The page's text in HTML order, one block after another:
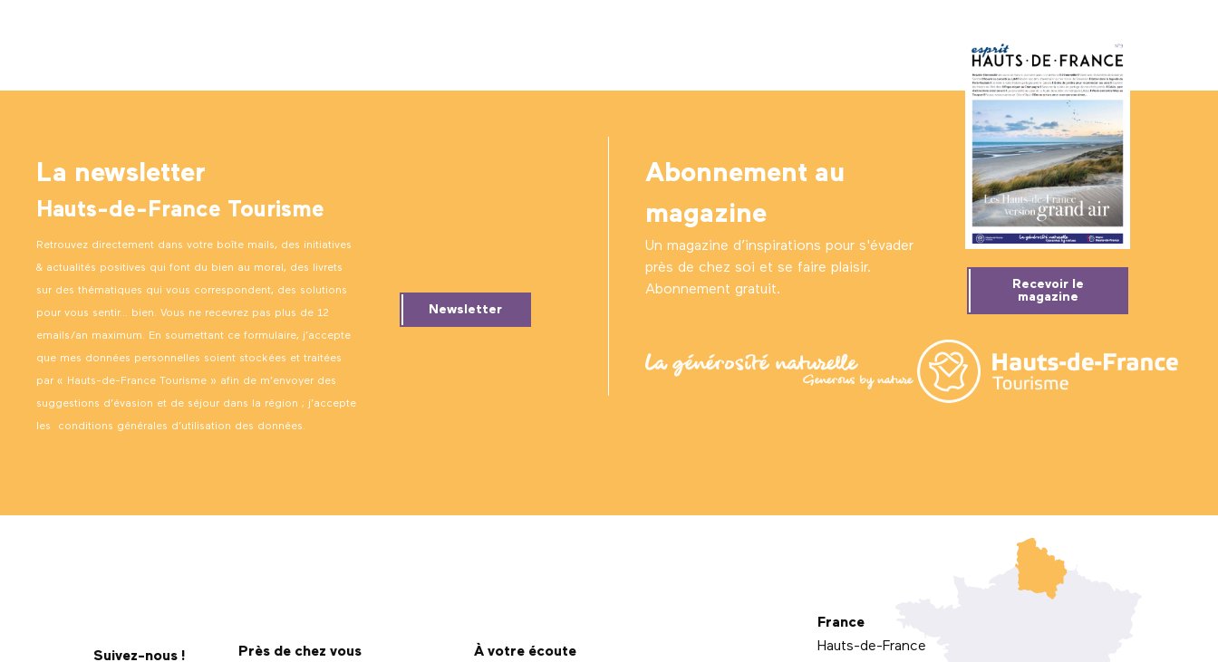
La newsletter
Hauts-de-France Tourisme
Retrouvez directement dans votre boîte mails, des initiatives
& actualités positives qui font du bien au moral, des livrets
sur des thématiques qui vous correspondent, des solutions
pour vous sentir… bien. Vous ne recevrez pas plus de 12
emails/an maximum. En soumettant ce formulaire, j’accepte
que mes données personnelles soient stockées et traitées
par « Hauts-de-France Tourisme » afin de m’envoyer des
suggestions d’évasion et de séjour dans la région ; j’accepte
les conditions générales d’utilisation des données.
Newsletter
Abonnement au
magazine
Un magazine d’inspirations pour s'évader
près de chez soi et se faire plaisir.
Abonnement gratuit.
Recevoir le
magazine
Suivez-nous ! Près de chez vous À votre écoute
France
Hauts-de-France